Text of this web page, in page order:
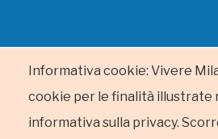
Informativa cookie: Vivere
cookie per le finalità illustrate
informativa sulla privacy.